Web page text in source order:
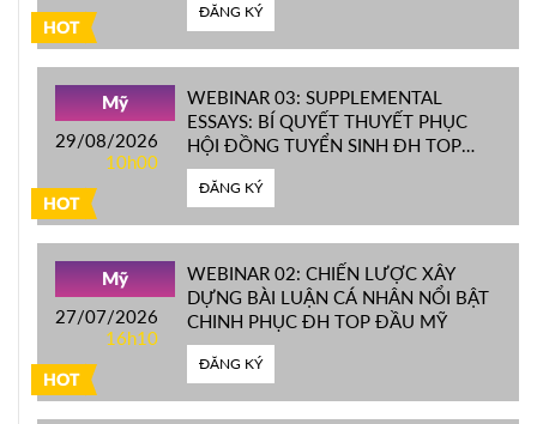
HOT
ĐĂNG KÝ
HOT
Mỹ
29/08/2026
10h00
WEBINAR 03: SUPPLEMENTAL
ESSAYS: BÍ QUYẾT THUYẾT PHỤC
HỘI ĐỒNG TUYỂN SINH ĐH TOP
ĐẦU MỸ
ĐĂNG KÝ
HOT
Mỹ
27/07/2026
16h10
WEBINAR 02: CHIẾN LƯỢC XÂY
DỰNG BÀI LUẬN CÁ NHÂN NỔI BẬT
CHINH PHỤC ĐH TOP ĐẦU MỸ
ĐĂNG KÝ